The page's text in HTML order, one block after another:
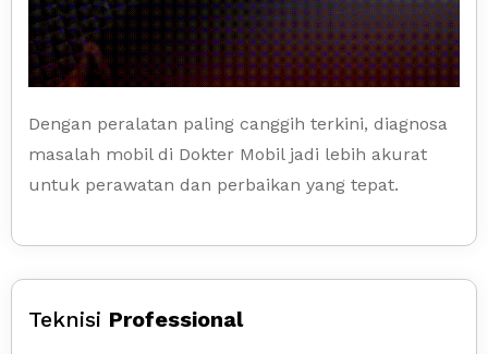
Dengan peralatan paling canggih terkini, diagnosa
masalah mobil di Dokter Mobil jadi lebih akurat
untuk perawatan dan perbaikan yang tepat.
Teknisi Professional